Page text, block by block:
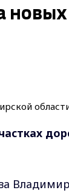
новых